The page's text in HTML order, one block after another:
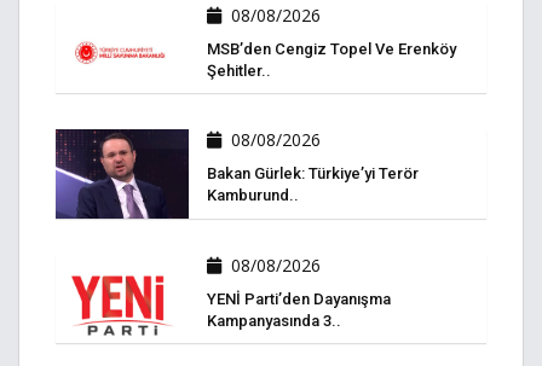
08/08/2026
MSB’den Cengiz Topel Ve Erenköy
Şehitler..
08/08/2026
Bakan Gürlek: Türkiye’yi Terör
Kamburund..
08/08/2026
YENİ Parti’den Dayanışma
Kampanyasında 3..